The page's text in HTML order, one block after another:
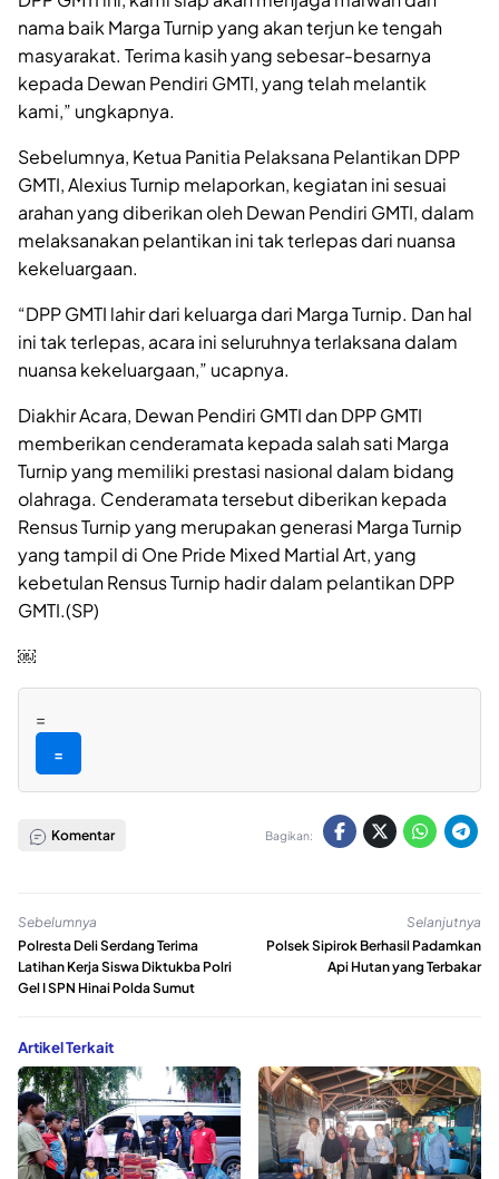
nama baik Marga Turnip yang akan terjun ke tengah
masyarakat. Terima kasih yang sebesar-besarnya
kepada Dewan Pendiri GMTI, yang telah melantik
kami,” ungkapnya.
Sebelumnya, Ketua Panitia Pelaksana Pelantikan DPP
GMTI, Alexius Turnip melaporkan, kegiatan ini sesuai
arahan yang diberikan oleh Dewan Pendiri GMTI, dalam
melaksanakan pelantikan ini tak terlepas dari nuansa
kekeluargaan.
“DPP GMTI lahir dari keluarga dari Marga Turnip. Dan hal
ini tak terlepas, acara ini seluruhnya terlaksana dalam
nuansa kekeluargaan,” ucapnya.
Diakhir Acara, Dewan Pendiri GMTI dan DPP GMTI
memberikan cenderamata kepada salah sati Marga
Turnip yang memiliki prestasi nasional dalam bidang
olahraga. Cenderamata tersebut diberikan kepada
Rensus Turnip yang merupakan generasi Marga Turnip
yang tampil di One Pride Mixed Martial Art, yang
kebetulan Rensus Turnip hadir dalam pelantikan DPP
GMTI.(SP)
￼
=
=
Komentar Bagikan:
Sebelumnya
Polresta Deli Serdang Terima
Latihan Kerja Siswa Diktukba Polri
Gel I SPN Hinai Polda Sumut
Selanjutnya
Polsek Sipirok Berhasil Padamkan
Api Hutan yang Terbakar
Artikel Terkait